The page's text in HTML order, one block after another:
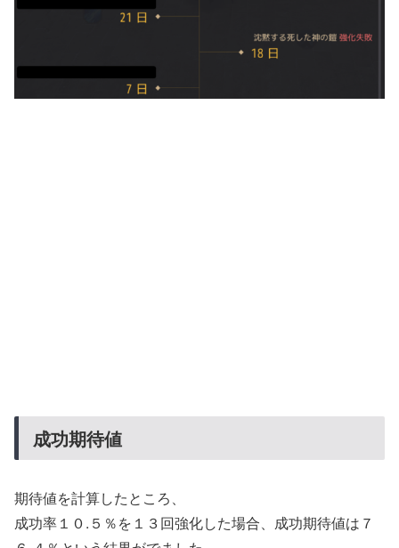
成功期待値
期待値を計算したところ、
成功率１０.５％を１３回強化した場合、成功期待値は７